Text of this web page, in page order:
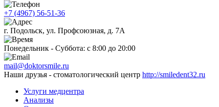
+7 (4967) 56-51-36
г. Подольск, ул. Профсоюзная, д. 7А
Понедельник - Суббота: с 8:00 до 20:00
mail@doktorsmile.ru
Наши друзья - стоматологический центр http://smiledent32.ru
Услуги медцентра
Анализы